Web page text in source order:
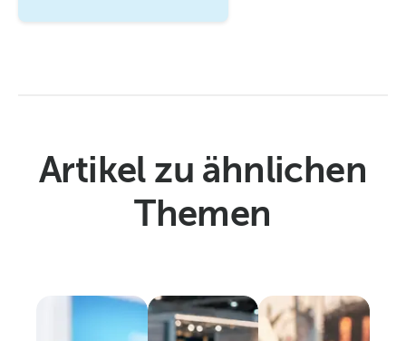
Artikel zu ähnlichen
Themen